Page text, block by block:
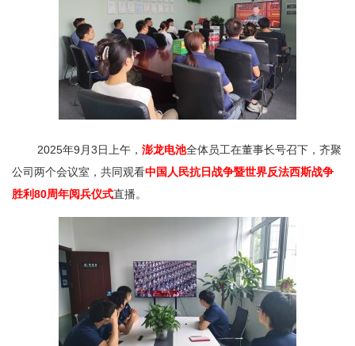
2025年9月3日上午， 澎龙电池全体员工在董事长号召下，齐聚
公司两个会议室，共同观看中国人民抗日战争暨世界反法西斯战争
胜利80周年阅兵仪式直播。